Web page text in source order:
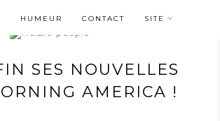
HUMEUR CONTACT SITE
SES NOUVELLES
AMERICA !